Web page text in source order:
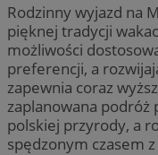
Rodzinny wyjazd na
pięknej tradycji
możliwości
preferencji, a
zapewnia coraz
zaplanowana podróż
polskiej przyrody, a
spędzonym czasem